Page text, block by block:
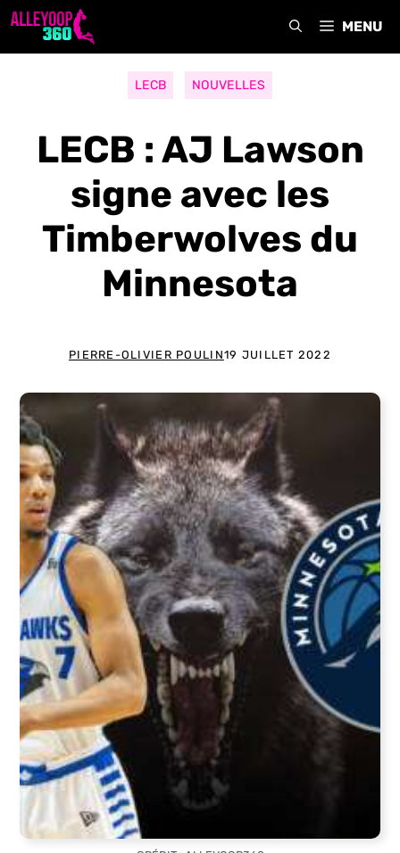
Aller
MENU
LECB NOUVELLES
LECB : AJ Lawson
signe avec les
Timberwolves du
Minnesota
PIERRE-OLIVIER POULIN19 JUILLET 2022